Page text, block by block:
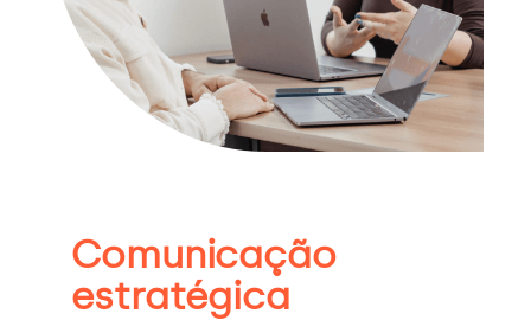
Comunicação
estratégica